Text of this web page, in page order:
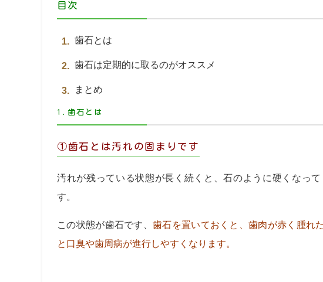
目次
歯石とは
歯石は定期的に取るのがオススメ
まと
1.歯石とは
①歯石とは汚れの固まりです
汚れが残っている状態が長く続くと、石のように硬くなっ
す。
この状態が歯石です、歯石を置いておくと、歯肉が赤く腫れ
と口臭や歯周病が進行しやすくなります。